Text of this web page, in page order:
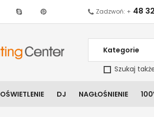
Kategorie
Szukaj
Zadzwoń: + 48
OŚWIETLENIE DJ NAGŁOŚNIENIE